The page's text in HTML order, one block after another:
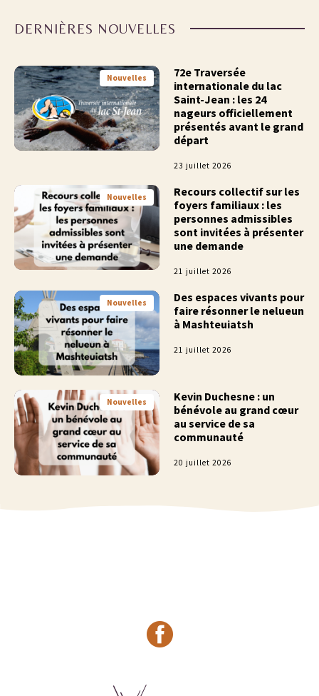
DERNIÈRES NOUVELLES
Nouvelles
72e Traversée
internationale du lac
Saint-Jean : les 24
nageurs officiellement
présentés avant le grand
départ
23 juillet 2026
Nouvelles
Recours collectif sur les
foyers familiaux : les
personnes admissibles
sont invitées à présenter
une demande
21 juillet 2026
Nouvelles
Des espaces vivants pour
faire résonner le nelueun
à Mashteuiatsh
21 juillet 2026
Nouvelles
Kevin Duchesne : un
bénévole au grand cœur
au service de sa
communauté
20 juillet 2026